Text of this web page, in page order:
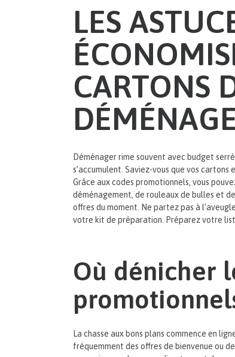
LES
CARTONS
Déménager rime souvent avec budget
s’accumulent. Saviez-vous que vos
Grâce aux codes promotionnels, vous
déménagement, de rouleaux de bulles et
offres du moment. Ne partez pas à
votre kit de préparation. Préparez votre
Où dénicher
La chasse aux bons plans commence en
fréquemment des offres de bienvenue ou